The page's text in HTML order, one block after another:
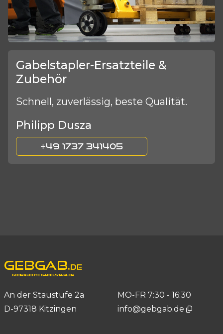
Gabelstapler-Ersatzteile &
Zubehör
Schnell, zuverlässig, beste Qualität.
Philipp Dusza
+49 1737 341405
An der Staustufe 2a
D-97318 Kitzingen
MO-FR 7:30 - 16:30
info@gebgab.de